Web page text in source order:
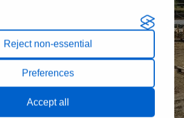
Reject non-essential
Preferences
Accept all